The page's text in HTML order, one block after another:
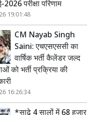
परीक्षा परिणाम
19:01:48
CM Nayab Singh
Saini: एचएसएससी का
वार्षिक भर्ती कैलेंडर जल्द
को भर्ती प्रक्रिया की
16:26:34